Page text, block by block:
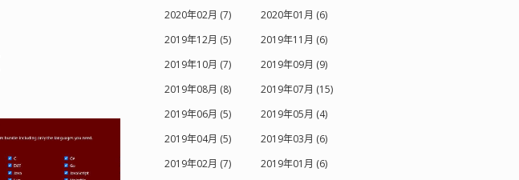
2020年02月 (7)
2020年01月 (6)
2019年12月 (5)
2019年11月 (6)
2019年10月 (7)
2019年09月 (9)
2019年08月 (8)
2019年07月 (15)
2019年06月 (5)
2019年05月 (4)
2019年04月 (5)
2019年03月 (6)
2019年02月 (7)
2019年01月 (6)